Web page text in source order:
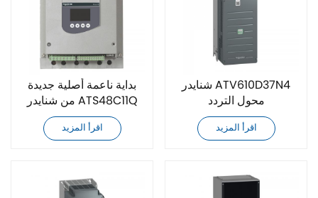
بداية ناعمة أصلية جديدة
من شنايدر ATS48C11Q
اقرأ المزيد
شنايدر ATV610D37N4
محول التردد
اقرأ المزيد